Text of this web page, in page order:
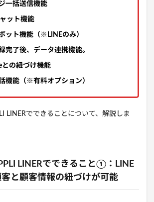
一括送信機能
ット機能
ット機能（※LINEのみ）
完了後、データ連携機能。
との紐づけ機能
機能（※有料オプション）
LINERでできることについて、解説しま
LINERでできること①：LINE
客と顧客情報の紐づけが可能